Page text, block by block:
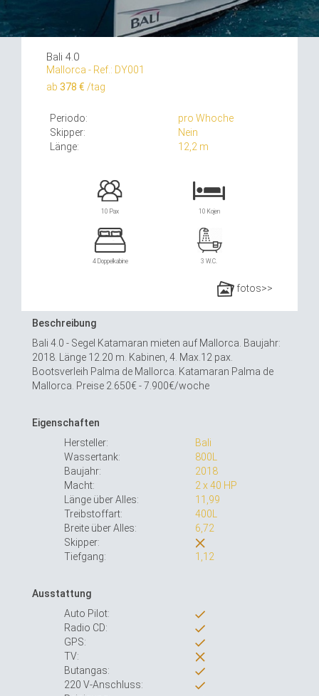
Bali 4.0
Mallorca - Ref.: DY001
ab 378 € /tag
Periodo:
pro Whoche
Skipper:
Nein
Länge:
12,2 m
10 Pax 10 Kojen
4 Doppelkabine 3 W.C.
fotos>>
Beschreibung
Bali 4.0 - Segel Katamaran mieten auf Mallorca. Baujahr:
2018. Länge 12.20 m. Kabinen, 4. Max.12 pax.
Bootsverleih Palma de Mallorca. Katamaran Palma de
Mallorca. Preise 2.650€ - 7.900€/woche
Eigenschaften
Hersteller:
Bali
Wassertank:
800L
Baujahr:
2018
Macht:
2 x 40 HP
Länge über Alles:
11,99
Treibstoffart:
400L
Breite über Alles:
6,72
Skipper:
Tiefgang:
1,12
Ausstattung
Auto Pilot:
Radio CD:
GPS:
TV:
Butangas:
220 V-Anschluss: